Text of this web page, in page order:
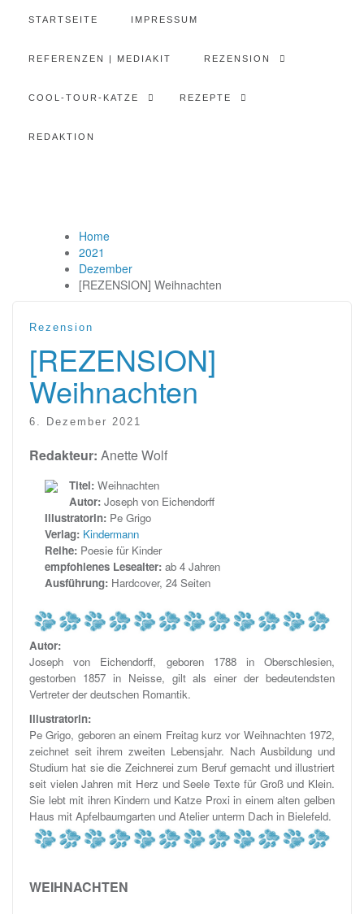
STARTSEITE IMPRESSUM
REFERENZEN | MEDIAKIT REZENSION
COOL-TOUR-KATZE REZEPTE
REDAKTION
Home
2021
Dezember
[REZENSION] Weihnachten
Rezension
[REZENSION]
Weihnachten
6. Dezember 2021
Redakteur: Anette Wolf
Titel: Weihnachten
Autor: Joseph von Eichendorff
Illustratorin: Pe Grigo
Verlag: Kindermann
Reihe: Poesie für Kinder
empfohlenes Lesealter: ab 4 Jahren
Ausführung: Hardcover, 24 Seiten
Autor:
Joseph von Eichendorff, geboren 1788 in Oberschlesien,
gestorben 1857 in Neisse, gilt als einer der bedeutendsten
Vertreter der deutschen Romantik.
Illustratorin:
Pe Grigo, geboren an einem Freitag kurz vor Weihnachten 1972,
zeichnet seit ihrem zweiten Lebensjahr. Nach Ausbildung und
Studium hat sie die Zeichnerei zum Beruf gemacht und illustriert
seit vielen Jahren mit Herz und Seele Texte für Groß und Klein.
Sie lebt mit ihren Kindern und Katze Proxi in einem alten gelben
Haus mit Apfelbaumgarten und Atelier unterm Dach in Bielefeld.
WEIHNACHTEN